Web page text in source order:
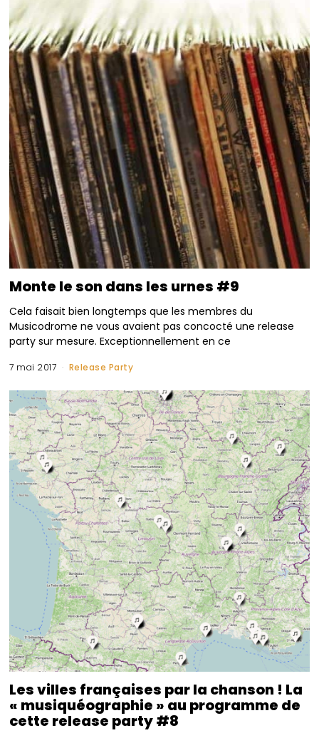
Monte le son dans les urnes #9
Cela faisait bien longtemps que les membres du
Musicodrome ne vous avaient pas concocté une release
party sur mesure. Exceptionnellement en ce
7 mai 2017 Release Party
Les villes françaises par la chanson ! La
« musiquéographie » au programme de
cette release party #8